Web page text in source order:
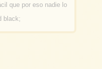
que por eso nadie lo
black;